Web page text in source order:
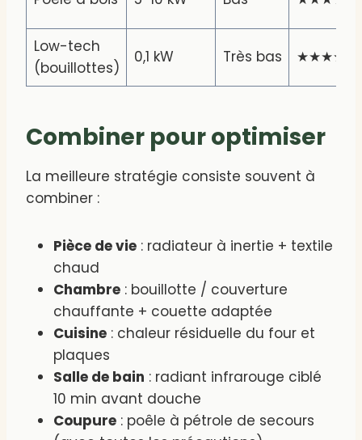
Low-tech
(bouillottes)
0,1 kW Très bas ★★★★★
Combiner pour optimiser
La meilleure stratégie consiste souvent à
combiner :
Pièce de vie : radiateur à inertie + textile
chaud
Chambre : bouillotte / couverture
chauffante + couette adaptée
Cuisine : chaleur résiduelle du four et
plaques
Salle de bain : radiant infrarouge ciblé
10 min avant douche
Coupure : poêle à pétrole de secours